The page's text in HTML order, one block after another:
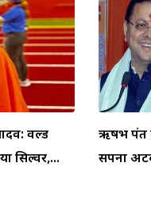
वर्ल्ड
सिल्वर,...
ऋषभ पंत
सपना